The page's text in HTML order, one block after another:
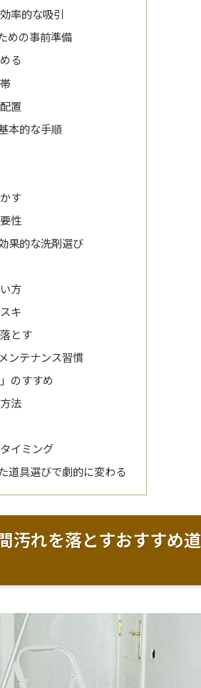
率的な吸引
めの事前準備
る
置
本的な手順
す
性
果的な洗剤選び
方
キ
とす
ンテナンス習慣
のすすめ
法
イミング
道具選びで劇的に変わる
汚れを落とすおすすめ道